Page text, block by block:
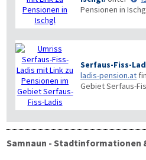
Pensionen in
Serfaus-Fiss-
ladis-pension.at
Gebiet Serfaus-
Samnaun - Stadtinformationen